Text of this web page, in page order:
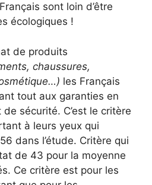
sont loin d’être
écologiques !
de produits
chaussures,
les Français
tout aux garanties en
sécurité. C’est le critère
à leurs yeux qui
dans l’étude. Critère qui
de 43 pour la moyenne
Ce critère est pour les